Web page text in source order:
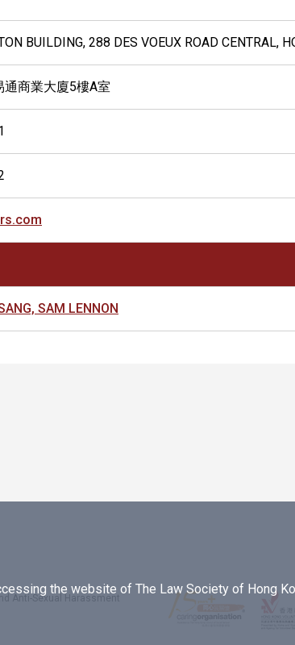
BUILDING, 288 DES VOEUX ROAD CENTRAL,
商業大廈5樓A室
SAM LENNON
the website of The Law Society of Hong
Anti-Sexual Harassment